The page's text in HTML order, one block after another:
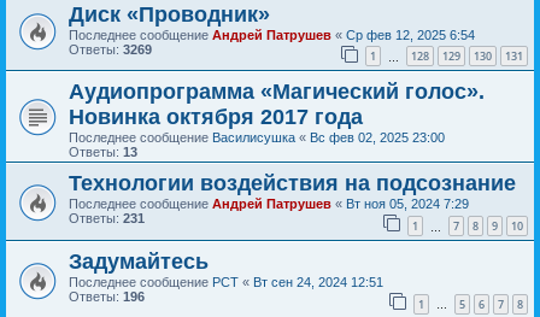
Диск «Проводник»
Последнее сообщение Андрей Патрушев « Ср фев 12, 2025 6:54
Ответы: 3269 1 128 129 130 131
Аудиопрограмма «Магический голос».
Новинка октября 2017 года
Последнее сообщение Василисушка « Вс фев 02, 2025 23:00
Ответы: 13
Технологии воздействия на подсознание
Последнее сообщение Андрей Патрушев « Вт ноя 05, 2024 7:29
Ответы: 231 1 7 8 9 10
Задумайтесь
Последнее сообщение РСТ « Вт сен 24, 2024 12:51
Ответы: 196 1 … 5 6 7 8